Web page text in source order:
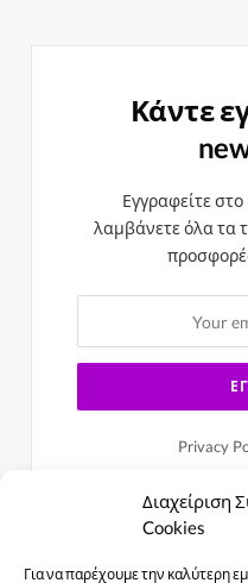
Διαχείριση
Cookies
Για να παρέχουμε την καλύτερη
Κάντε
Εγγραφείτε
λαμβάνετε όλα τα
Privacy